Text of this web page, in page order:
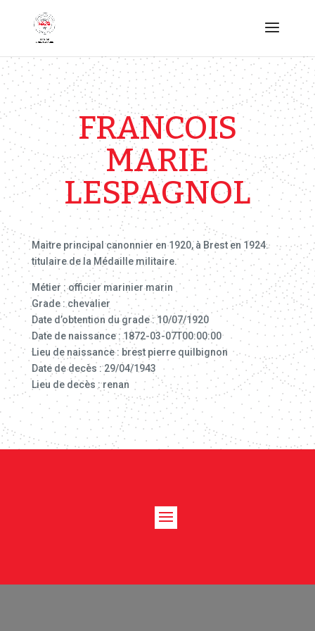
FRANCOIS
MARIE
LESPAGNOL
Maitre principal canonnier en 1920, à Brest en 1924.
titulaire de la Médaille militaire.
Métier : officier marinier marin
Grade : chevalier
Date d’obtention du grade : 10/07/1920
Date de naissance : 1872-03-07T00:00:00
Lieu de naissance : brest pierre quilbignon
Date de decès : 29/04/1943
Lieu de decès : renan